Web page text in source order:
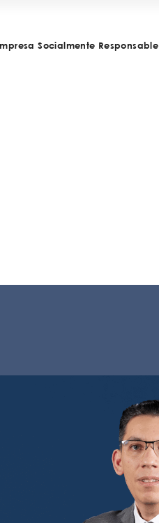
Socialmente Responsable